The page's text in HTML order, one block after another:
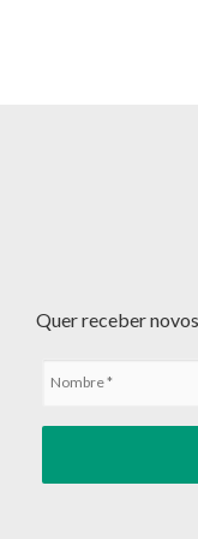
Quer receber